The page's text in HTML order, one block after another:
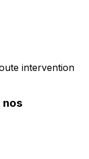
intervention
nos